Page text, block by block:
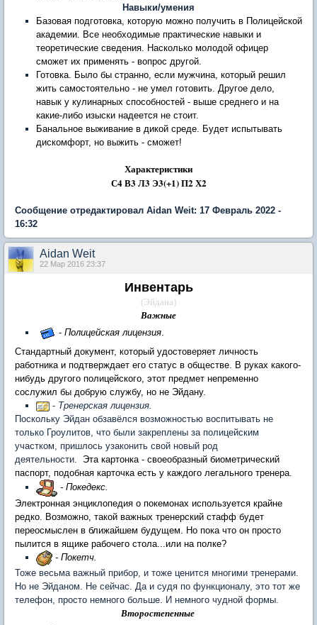
Навыки/умения
Базовая подготовка, которую можно получить в Полицейской
академии. Все необходимые практические навыки и
теоретические сведения. Насколько молодой офицер
сможет их применять - вопрос другой.
Готовка. Было бы странно, если мужчина, который решил
жить самостоятельно - не умел готовить. Другое дело,
навык у кулинарных способностей - выше среднего и на
какие-либо изыски надеется не стоит.
Банальное выживание в дикой среде. Будет испытывать
дискомфорт, но выжить - сможет!
Характеристики
С4 В3 Л3 Э3(+1) П2 Х2
Сообщение отредактировал Aidan Weit: 17 Февраль 2022 -
16:32
Aidan Weit
22 Мар 2016 23:37
Инвентарь
(Эйдана)
Важные
- Полицейская лицензия.
Стандартный документ, который удостоверяет личность
работника и подтверждает его статус в обществе. В руках какого-
нибудь другого полицейского, этот предмет непременно
сослужил бы добрую службу, но не Эйдану.
- Тренерская лицензия.
Поскольку Эйдан обзавёлся возможностью воспитывать не
только Гроулитов, что были закреплены за полицейским
участком, пришлось узаконить свой новый род
деятельности.
Эта картонка - своеобразный биометрический
паспорт, подобная карточка есть у каждого легального тренера.
- Покедекс.
​Электронная энциклопедия о покемонах используется крайне
редко. Возможно, такой важных тренерский стафф будет
переосмыслен в ближайшем будущем. Но пока что он просто
пылится в ящике рабочего стола...или на полке?
- Покетч.
Тоже весьма важный прибор, и тоже ценится многими тренерами.
Но не Эйданом. Не сейчас. Да и судя по функционалу, это тот же
телефон, просто немного больше. И немного чудной формы.
Второстепенные